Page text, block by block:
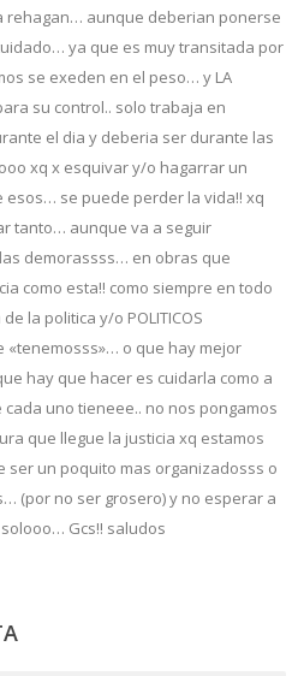
rehagan… aunque deberian ponerse
ya que es muy transitada por
se exeden en el peso… y LA
su control.. solo trabaja en
el dia y deberia ser durante las
xq x esquivar y/o hagarrar un
esos… se puede perder la vida!! xq
tanto… aunque va a seguir
demorassss… en obras que
como esta!! como siempre en todo
la politica y/o POLITICOS
«tenemosss»… o que hay mejor
hay que hacer es cuidarla como a
uno tieneee.. no nos pongamos
que llegue la justicia xq estamos
ser un poquito mas organizadosss o
(por no ser grosero) y no esperar a
Gcs!! saludos